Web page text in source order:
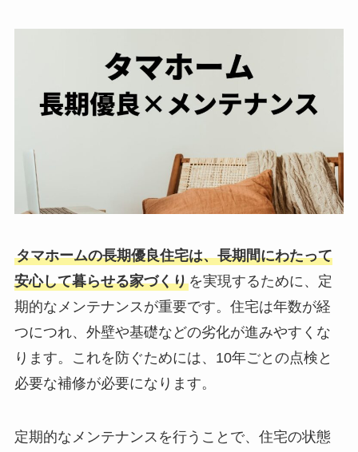
タマホームの長期優良住宅は、長期間にわたって
安心して暮らせる家づくりを実現するために、定
期的なメンテナンスが重要です。住宅は年数が経
つにつれ、外壁や基礎などの劣化が進みやすくな
ります。これを防ぐためには、10年ごとの点検と
必要な補修が必要になります。
定期的なメンテナンスを行うことで、住宅の状態